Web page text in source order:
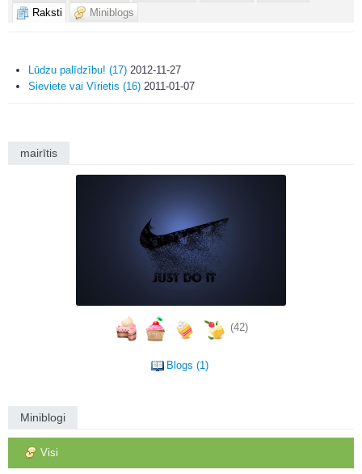
Raksti
Miniblogs
Lūdzu palīdzību! (17) 2012-11-27
Sieviete vai Vīrietis (16) 2011-01-07
mairītis
(42)
Blogs (1)
Miniblogi
Visi